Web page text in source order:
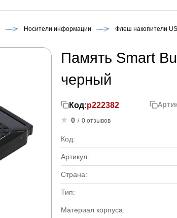
Носители информации Флеш накопители
Память Smart
черный
Код:р222382
0 / 0 отзывов
Код:
Артикул:
Страна:
Тип:
Материал корпуса: